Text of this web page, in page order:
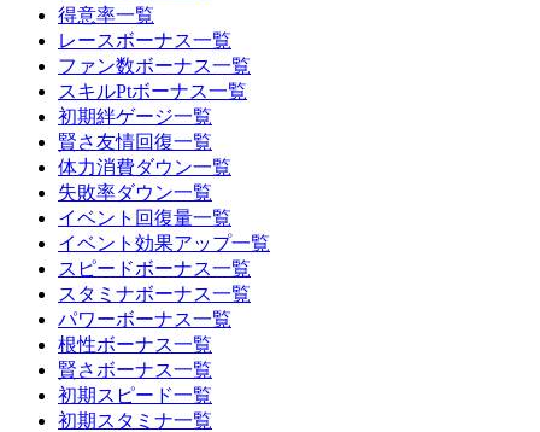
得意率一覧
レースボーナス一覧
ファン数ボーナス一覧
スキルPtボーナス一覧
初期絆ゲージ一覧
賢さ友情回復一覧
体力消費ダウン一覧
失敗率ダウン一覧
イベント回復量一覧
イベント効果アップ一覧
スピードボーナス一覧
スタミナボーナス一覧
パワーボーナス一覧
根性ボーナス一覧
賢さボーナス一覧
初期スピード一覧
初期スタミナ一覧